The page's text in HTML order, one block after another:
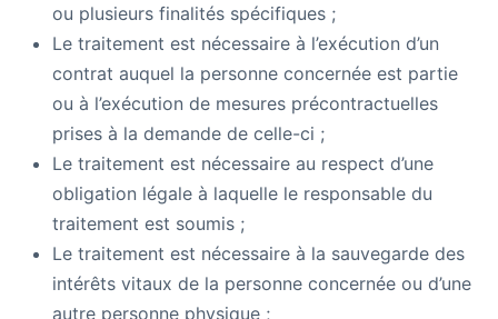
ou plusieurs finalités spécifiques ;
Le traitement est nécessaire à l’exécution d’un
contrat auquel la personne concernée est partie
ou à l’exécution de mesures précontractuelles
prises à la demande de celle-ci ;
Le traitement est nécessaire au respect d’une
obligation légale à laquelle le responsable du
traitement est soumis ;
Le traitement est nécessaire à la sauvegarde des
intérêts vitaux de la personne concernée ou d’une
autre personne physique ;